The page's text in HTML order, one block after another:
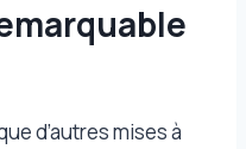
d’autres mises à